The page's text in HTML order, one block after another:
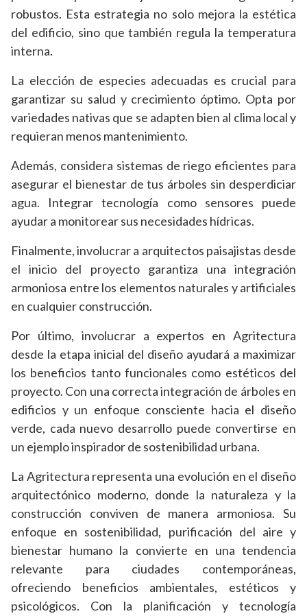
robustos. Esta estrategia no solo mejora la estética
del edificio, sino que también regula la temperatura
interna.
La elección de especies adecuadas es crucial para
garantizar su salud y crecimiento óptimo. Opta por
variedades nativas que se adapten bien al clima local y
requieran menos mantenimiento.
Además, considera sistemas de riego eficientes para
asegurar el bienestar de tus árboles sin desperdiciar
agua. Integrar tecnología como sensores puede
ayudar a monitorear sus necesidades hídricas.
Finalmente, involucrar a arquitectos paisajistas desde
el inicio del proyecto garantiza una integración
armoniosa entre los elementos naturales y artificiales
en cualquier construcción.
Por último, involucrar a expertos en Agritectura
desde la etapa inicial del diseño ayudará a maximizar
los beneficios tanto funcionales como estéticos del
proyecto. Con una correcta integración de árboles en
edificios y un enfoque consciente hacia el diseño
verde, cada nuevo desarrollo puede convertirse en
un ejemplo inspirador de sostenibilidad urbana.
La Agritectura representa una evolución en el diseño
arquitectónico moderno, donde la naturaleza y la
construcción conviven de manera armoniosa. Su
enfoque en sostenibilidad, purificación del aire y
bienestar humano la convierte en una tendencia
relevante para ciudades contemporáneas,
ofreciendo beneficios ambientales, estéticos y
psicológicos. Con la planificación y tecnología